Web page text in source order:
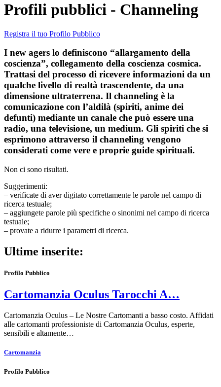
Profili pubblici - Channeling
Registra il tuo Profilo Pubblico
I new agers lo definiscono “allargamento della
coscienza”, collegamento della coscienza cosmica.
Trattasi del processo di ricevere informazioni da un
qualche livello di realtà trascendente, da una
dimensione ultraterrena. Il channeling è la
comunicazione con l’aldilà (spiriti, anime dei
defunti) mediante un canale che può essere una
radio, una televisione, un medium. Gli spiriti che si
esprimono attraverso il channeling vengono
considerati come vere e proprie guide spirituali.
Non ci sono risultati.
Suggerimenti:
– verificate di aver digitato correttamente le parole nel campo di
ricerca testuale;
– aggiungete parole più specifiche o sinonimi nel campo di ricerca
testuale;
– provate a ridurre i parametri di ricerca.
Ultime inserite:
Profilo Pubblico
Cartomanzia Oculus Tarocchi A…
Cartomanzia Oculus – Le Nostre Cartomanti a basso costo. Affidati
alle cartomanti professioniste di Cartomanzia Oculus, esperte,
sensibili e altamente…
Cartomanzia
Profilo Pubblico